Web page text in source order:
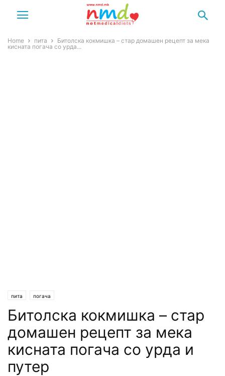
Home пита
Битолска кокмишка – стар домашен рецепт за мека
кисната погача со урда...
пита погача
Битолска кокмишка – стар
домашен рецепт за мека
кисната погача со урда и
путер